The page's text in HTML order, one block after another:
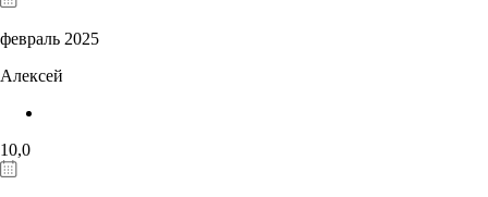
февраль 2025
Алексей
10,0